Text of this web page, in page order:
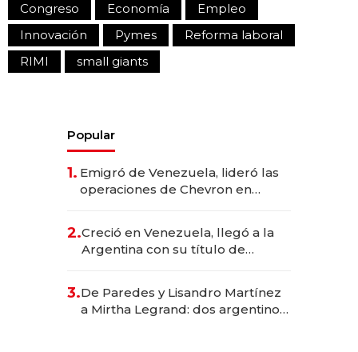
Congreso Economía
Empleo
Innovación
Pymes
Reforma laboral
RIMI
small giants
Popular
1. Emigró de Venezuela, lideró las
operaciones de Chevron en
2.Creció en Venezuela, llegó a la
Argentina con su título de
las marcas "fast premium"
3.De Paredes y Lisandro Martínez
a Mirtha Legrand: dos argentinos